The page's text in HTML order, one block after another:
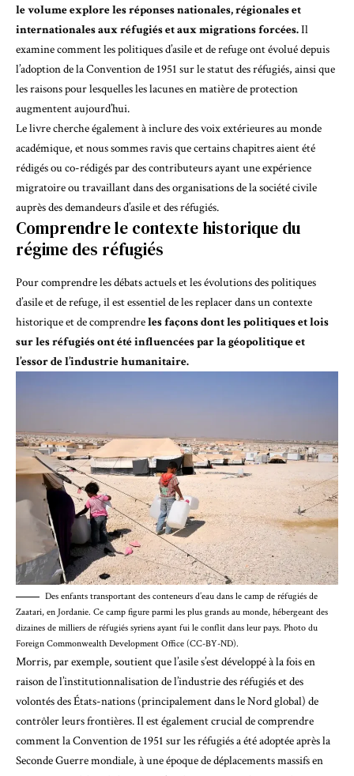
le volume explore les réponses nationales, régionales et
internationales aux réfugiés et aux migrations forcées.Il
examine comment les politiques d’asile et de refuge ont évolué depuis
l’adoption de laConvention de 1951 sur le statut des réfugiés, ainsi que
les raisons pour lesquelles les lacunes en matière de protection
augmentent aujourd’hui.
Le livre cherche également à inclure des voix extérieures au monde
académique, et nous sommes ravis que certains chapitres aient été
rédigés ou co-rédigés par des contributeurs ayant une expérience
migratoire ou travaillant dans des organisations de la société civile
auprès des demandeurs d’asile et des réfugiés.
Comprendre le contexte historique du
régime des réfugiés
Pour comprendre les débats actuels et les évolutions des politiques
d’asile et de refuge, il est essentiel de les replacer dans un contexte
historique et de comprendreles façons dont les politiques et lois
sur les réfugiés ont été influencées par la géopolitique et
l’essor de l’industrie humanitaire.
Des enfants transportant des conteneurs d’eau dans le camp de réfugiés de
Zaatari, en Jordanie. Ce camp figure parmi les plus grands au monde, hébergeant des
dizaines de milliers de réfugiés syriens ayant fui le conflit dans leur pays. Photo du
Foreign Commonwealth Development Office (CC-BY-ND).
Morris, par exemple, soutient que l’asile s’est développé à la fois en
raison de l’institutionnalisation de l’industrie des réfugiés et des
volontés des États-nations (principalement dans le Nord global) de
contrôler leurs frontières. Il est également crucial de comprendre
comment la Convention de 1951 sur les réfugiés a été adoptée après la
Seconde Guerre mondiale, à une époque de déplacements massifs en